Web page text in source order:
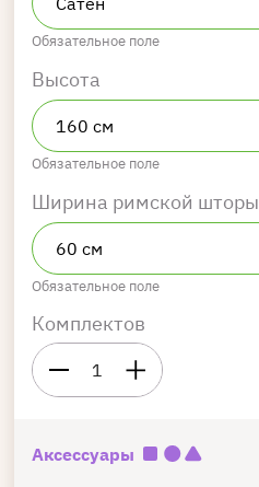
Обязательное поле
Высота
Обязательное поле
Ширина римской шторы
Обязательное поле
Комплектов
1
Аксессуары